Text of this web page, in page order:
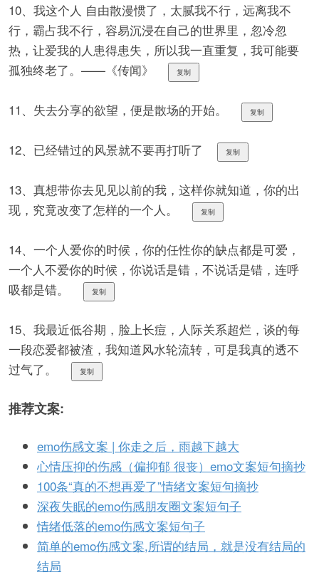
10、我这个人 自由散漫惯了，太腻我不行，远离我不
行，霸占我不行，容易沉浸在自己的世界里，忽冷忽
热，让爱我的人患得患失，所以我一直重复，我可能要
孤独终老了。——《传闻》
复制
11、失去分享的欲望，便是散场的开始。 复制
12、已经错过的风景就不要再打听了 复制
13、真想带你去见见以前的我，这样你就知道，你的出
现，究竟改变了怎样的一个人。
复制
14、一个人爱你的时候，你的任性你的缺点都是可爱，
一个人不爱你的时候，你说话是错，不说话是错，连呼
吸都是错。
复制
15、我最近低谷期，脸上长痘，人际关系超烂，谈的每
一段恋爱都被渣，我知道风水轮流转，可是我真的透不
过气了。
复制
推荐文案:
emo伤感文案 | 你走之后，雨越下越大
心情压抑的伤感（偏抑郁 很丧）emo文案短句摘抄
100条“真的不想再爱了”情绪文案短句摘抄
深夜失眠的emo伤感朋友圈文案短句子
情绪低落的emo伤感文案短句子
简单的emo伤感文案,所谓的结局，就是没有结局的
结局